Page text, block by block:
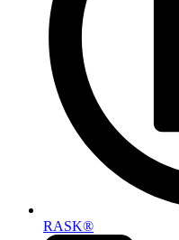
RASK®